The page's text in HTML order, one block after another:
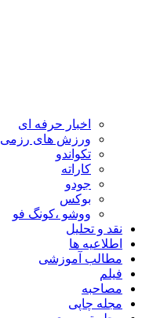
اخبار حرفه ای
ورزش های رزمی
تکواندو
کاراته
جودو
بوکس
ووشو ،کونگ فو
نقد و تحلیل
اطلاعیه ها
مطالب آموزشی
فیلم
مصاحبه
مجله چاپی